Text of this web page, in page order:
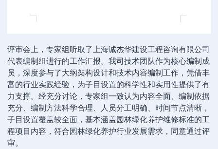
评审会上，专家组听取了上海诚杰华建设工程咨询有限公司
代表编制组进行的工作汇报。我司技术团队作为核心编制成
员，深度参与了大纲架构设计和技术内容编制工作，凭借丰
富的行业实践经验，为子目设置的科学性和实用性提供了有
力支撑。经充分讨论，专家组一致认为内容全面、编制依据
充分、编制方法科学合理、人员分工明确、时间节点清晰，
子目设置覆盖较全面，基本涵盖园林绿化养护维修标准的工
程项目内容，符合园林绿化养护行业发展需求，同意通过评
审。